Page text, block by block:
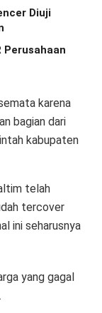
Diuji
Perusahaan
karena
bagian dari
kabupaten
telah
tercover
ini seharusnya
yang gagal